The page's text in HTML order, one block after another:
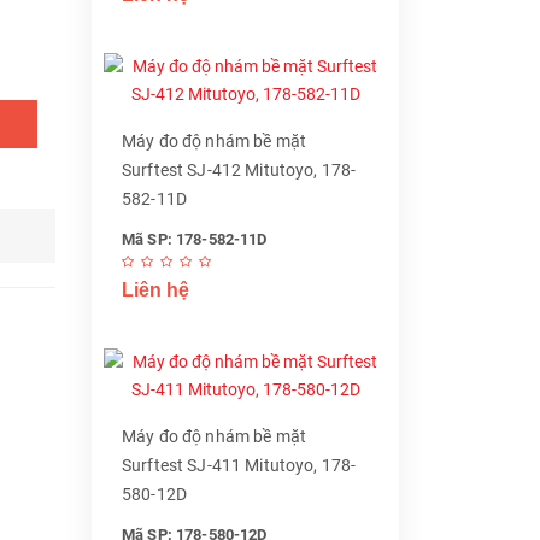
Máy đo độ nhám bề mặt
Surftest SJ-412 Mitutoyo, 178-
582-11D
Mã SP: 178-582-11D
Liên hệ
Máy đo độ nhám bề mặt
Surftest SJ-411 Mitutoyo, 178-
580-12D
Mã SP: 178-580-12D